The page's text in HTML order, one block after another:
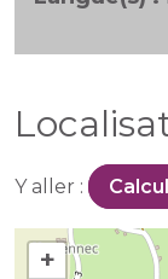
Y aller :
+